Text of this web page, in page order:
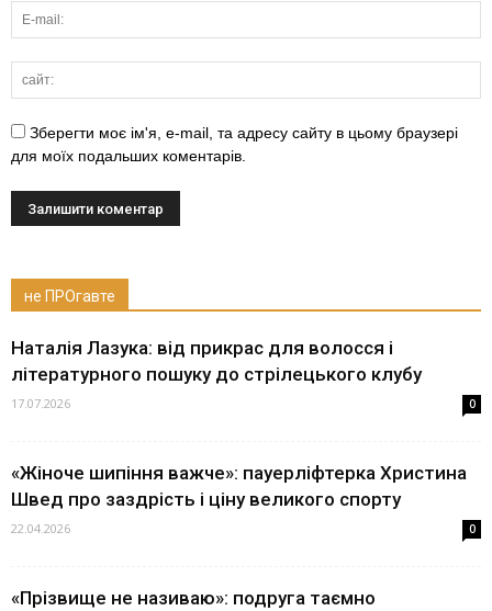
Зберегти моє ім'я, e-mail, та адресу сайту в цьому браузері
для моїх подальших коментарів.
не ПРОгавте
Наталія Лазука: від прикрас для волосся і
літературного пошуку до стрілецького клубу
17.07.2026 0
«Жіноче шипіння важче»: пауерліфтерка Христина
Швед про заздрість і ціну великого спорту
22.04.2026 0
«Прізвище не називаю»: подруга таємно